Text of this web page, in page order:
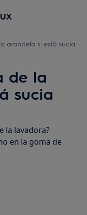
arandela si está sucia
de la
sucia
la lavadora?
en la goma de